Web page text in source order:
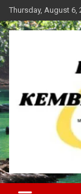
Skip
to
content
Thursday, August 6,
Kembar